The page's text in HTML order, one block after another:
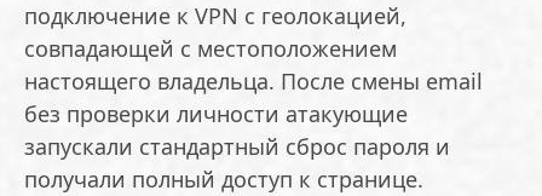
подключение к VPN с геолокацией,
совпадающей с местоположением
настоящего владельца. После смены email
без проверки личности атакующие
запускали стандартный сброс пароля и
получали полный доступ к странице.